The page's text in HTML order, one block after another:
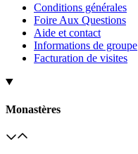
Conditions générales
Foire Aux Questions
Aide et contact
Informations de groupe
Facturation de visites
Monastères